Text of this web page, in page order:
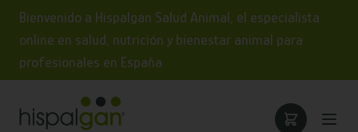
Bienvenido a Hispalgan Salud Animal, el especialista
online en salud, nutrición y bienestar animal para
profesionales en España